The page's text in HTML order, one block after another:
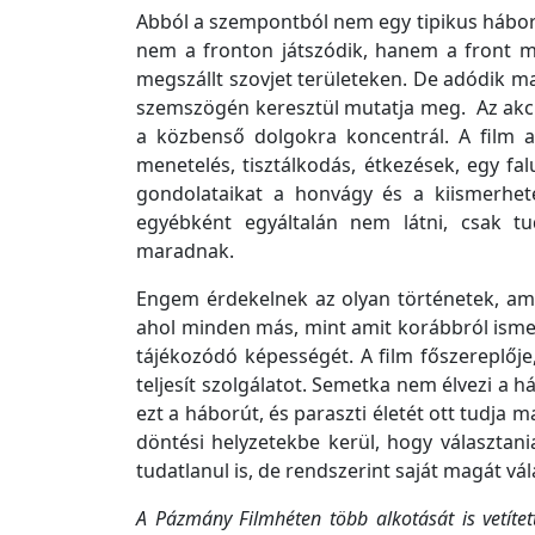
Abból a szempontból nem egy tipikus
nem a fronton játszódik, hanem a front
megszállt szovjet területeken. De adódik
szemszögén keresztül mutatja meg. Az
a közbenső dolgokra koncentrál. A film
menetelés, tisztálkodás, étkezések, egy
gondolataikat a honvágy és a
egyébként egyáltalán nem látni, csak
maradnak.
Engem érdekelnek az olyan történetek,
ahol minden más, mint amit korábbról
tájékozódó képességét. A film
teljesít szolgálatot. Semetka nem élvezi a
ezt a háborút, és paraszti életét ott tudja
döntési helyzetekbe kerül, hogy
tudatlanul is, de rendszerint saját magát
A Pázmány Filmhéten több alkotását is